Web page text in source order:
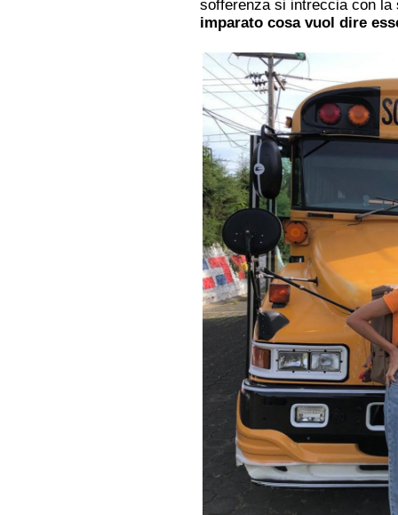
sofferenza si intreccia con
imparato cosa vuol dire